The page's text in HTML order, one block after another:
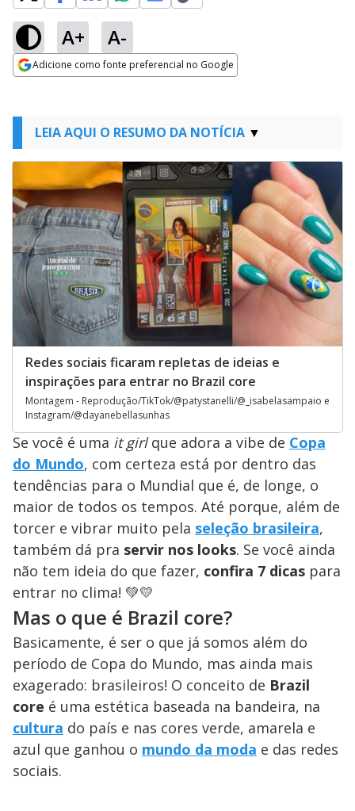
A+ A-
Adicione como fonte preferencial no Google
LEIA AQUI O RESUMO DA NOTÍCIA
Redes sociais ficaram repletas de ideias e
inspirações para entrar no Brazil core
Montagem - Reprodução/TikTok/@patystanelli/@_isabelasampaio e
Instagram/@dayanebellasunhas
Se você é uma it girlque adora a vibe de Copa
do Mundo, com certeza está por dentro das
tendências para o Mundial que é, de longe, o
maior de todos os tempos. Até porque, além de
torcer e vibrar muito pela seleção brasileira,
também dá pra servir nos looks. Se você ainda
não tem ideia do que fazer, confira 7 dicas para
entrar no clima! 💚💛
Mas o que é Brazil core?
Basicamente, é ser o que já somos além do
período de Copa do Mundo, mas ainda mais
exagerado: brasileiros! O conceito de Brazil
core é uma estética baseada na bandeira, na
cultura do país e nas cores verde, amarela e
azul que ganhou o mundo da moda e das redes
sociais.